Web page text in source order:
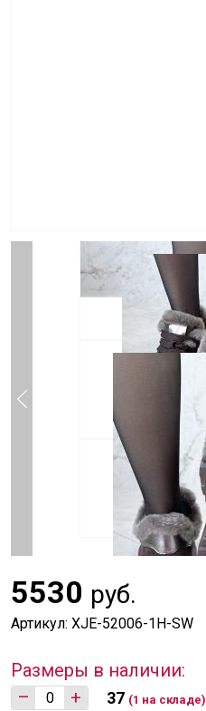
5530 руб.
Артикул: XJE-52006-1H-SW
Размеры в наличии:
–
+ 37 (1 на складе)